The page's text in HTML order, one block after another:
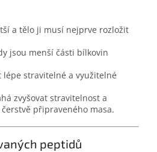
a tělo ji musí nejprve rozložit
jsou menší části bílkovin
stravitelné a využitelné
zvyšovat stravitelnost a
připraveného masa.
peptidů